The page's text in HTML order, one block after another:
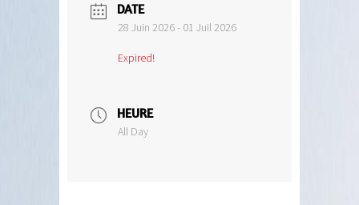
DATE
28 Juin 2026- 01 Juil 2026
Expired!
HEURE
All Day